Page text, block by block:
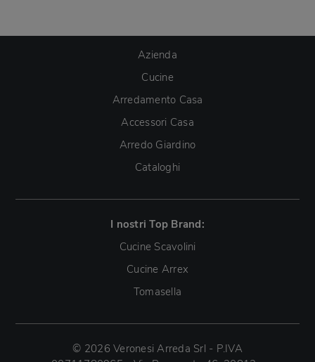
Azienda
Cucine
Arredamento Casa
Accessori Casa
Arredo Giardino
Cataloghi
I nostri Top Brand:
Cucine Scavolini
Cucine Arrex
Tomasella
© 2026 Veronesi Arreda Srl - P.IVA